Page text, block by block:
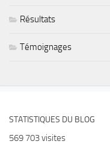
Résultats
Témoignages
STATISTIQUES DU BLOG
569 703 visites